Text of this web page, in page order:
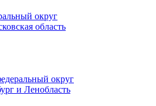
округ
область
округ
и Ленобласть